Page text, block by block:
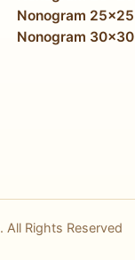
Nonogram 25x25
Nonogram 30x30
. All Rights Reserved